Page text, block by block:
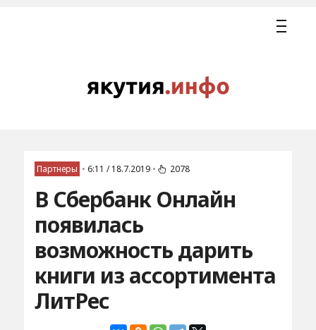
Партнеры • 6:11 / 18.7.2019 • 2078
В Сбербанк Онлайн
появилась
возможность дарить
книги из ассортимента
ЛитРес